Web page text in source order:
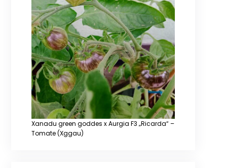
Xanadu green goddes x Aurgia F3 „Ricarda“ –
Tomate (Xggau)